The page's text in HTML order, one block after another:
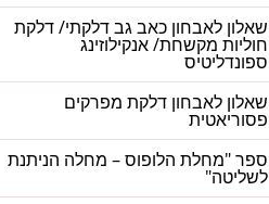
שאלון לאבחון כאב גב דלקתי/ דלקת
חוליות מקשחת/ אנקילוזינג
ספונדליטיס
שאלון לאבחון דלקת מפרקים
פסוריאטית
ספר "מחלת הלופוס – מחלה הניתנת
לשליטה"